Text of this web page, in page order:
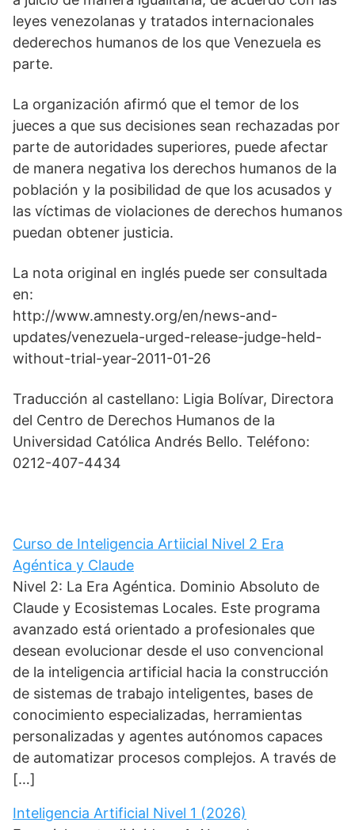
leyes venezolanas y tratados internacionales
dederechos humanos de los que Venezuela es
parte.
La organización afirmó que el temor de los
jueces a que sus decisiones sean rechazadas por
parte de autoridades superiores, puede afectar
de manera negativa los derechos humanos de la
población y la posibilidad de que los acusados y
las víctimas de violaciones de derechos humanos
puedan obtener justicia.
La nota original en inglés puede ser consultada
en:
http://www.amnesty.org/en/news-and-
updates/venezuela-urged-release-judge-held-
without-trial-year-2011-01-26
Traducción al castellano: Ligia Bolívar, Directora
del Centro de Derechos Humanos de la
Universidad Católica Andrés Bello. Teléfono:
0212-407-4434
Curso de Inteligencia Artiicial Nivel 2 Era
Agéntica y Claude
Nivel 2: La Era Agéntica. Dominio Absoluto de
Claude y Ecosistemas Locales. Este programa
avanzado está orientado a profesionales que
desean evolucionar desde el uso convencional
de la inteligencia artificial hacia la construcción
de sistemas de trabajo inteligentes, bases de
conocimiento especializadas, herramientas
personalizadas y agentes autónomos capaces
de automatizar procesos complejos. A través de
[…]
Inteligencia Artificial Nivel 1 (2026)